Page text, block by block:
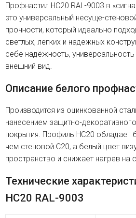
Профнастил HC20 RAL-9003 в
это универсальный несуще-
прочности, который идеально
светлых, лёгких и надёжных
себе надёжность,
внешний вид.
Описание белого
Производится из оцинкованной
нанесением защитно-
покрытия. Профиль HC20
чем стеновой C20, а белый цвет
пространство и снижает нагрев на
Технические
HC20 RAL-9003